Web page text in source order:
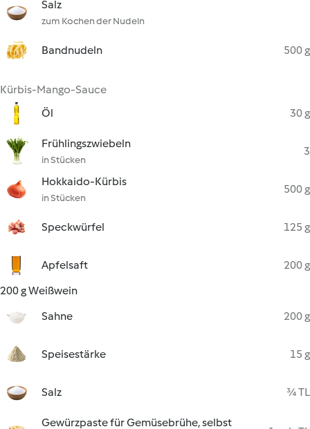
Salz
zum Kochen der Nudeln
Bandnudeln 500 g
Kürbis-Mango-Sauce
Öl
30 g
Frühlingszwiebeln
in Stücken
3
Hokkaido-Kürbis
in Stücken
500 g
Speckwürfel 125 g
Apfelsaft
200 g
200 g Weißwein
Sahne
200 g
Speisestärke 15 g
Salz ¾ TL
Gewürzpaste für Gemüsebrühe, selbst